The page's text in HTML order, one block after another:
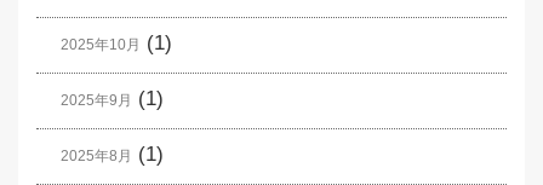
2025年10月 (1)
2025年9月 (1)
2025年8月 (1)